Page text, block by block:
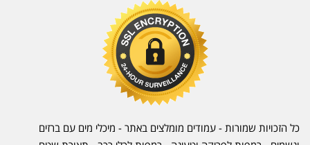
כל הזכויות שמורות - עמודים מומלצים באתר - מיכלי מים עם ברזים